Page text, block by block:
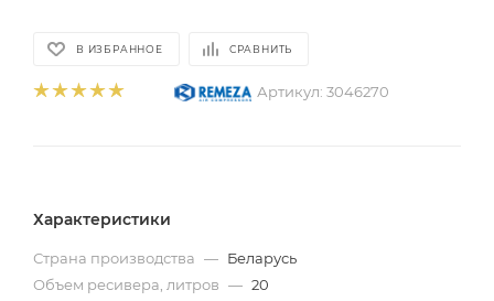
В ИЗБРАННОЕ СРАВНИТЬ
Артикул: 3046270
Характеристики
Страна производства — Беларусь
Объем ресивера, литров — 20